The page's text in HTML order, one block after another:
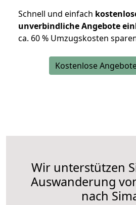
Schnell und einfach
unverbindliche Angebote
ca. 60 % Umzugskosten
Kostenlose
Wir unterstützen
Auswanderung
nach